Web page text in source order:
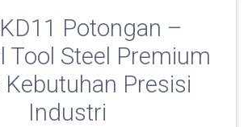
Potongan –
Tool Steel Premium
Presisi
Industri